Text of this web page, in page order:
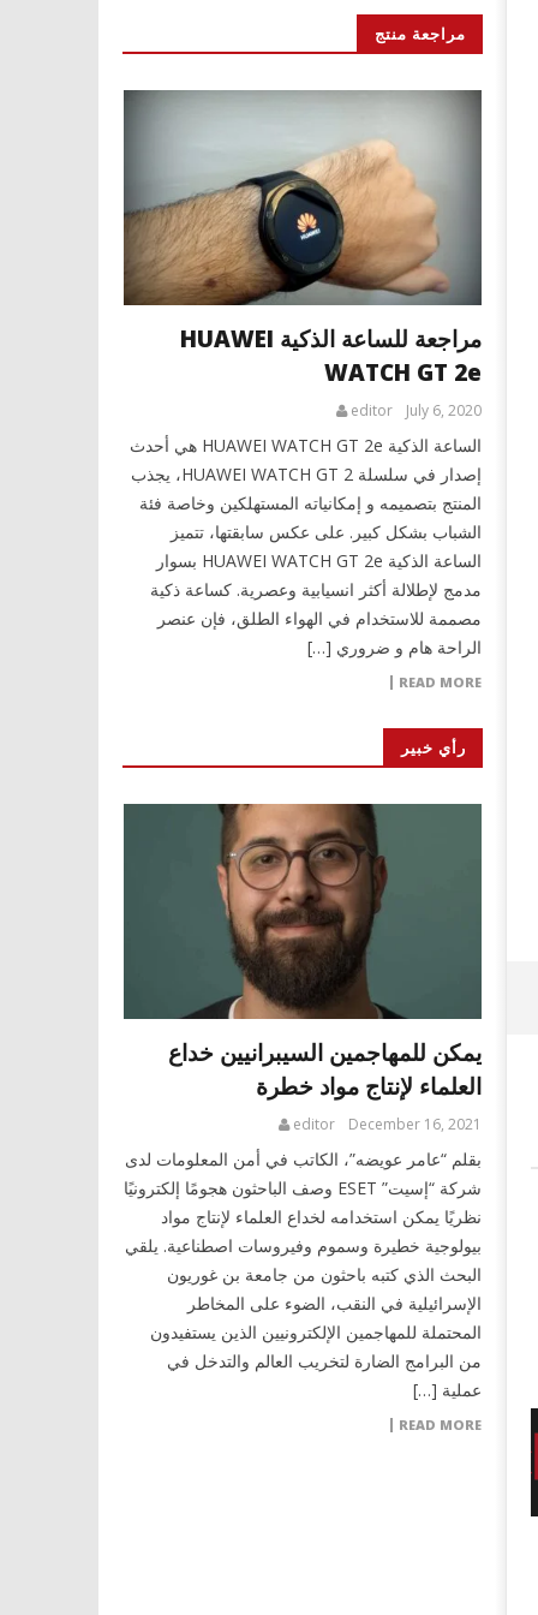
مراجعة منتج
مراجعة للساعة الذكية HUAWEI
WATCH GT 2e
July 6, 2020
editor
الساعة الذكية HUAWEI WATCH GT 2e هي أحدث
إصدار في سلسلة HUAWEI WATCH GT 2، يجذب
المنتج بتصميمه و إمكانياته المستهلكين وخاصة فئة
الشباب بشكل كبير. على عكس سابقتها، تتميز
الساعة الذكية HUAWEI WATCH GT 2e بسوار
مدمج لإطلالة أكثر انسيابية وعصرية. كساعة ذكية
مصممة للاستخدام في الهواء الطلق، فإن عنصر
الراحة هام و ضروري […]
READ MORE
رأي خبير
يمكن للمهاجمين السيبرانيين خداع
العلماء لإنتاج مواد خطرة
December 16, 2021
editor
بقلم “عامر عويضه”، الكاتب في أمن المعلومات لدى
شركة “إسيت” ESET وصف الباحثون هجومًا إلكترونيًا
نظريًا يمكن استخدامه لخداع العلماء لإنتاج مواد
بيولوجية خطيرة وسموم وفيروسات اصطناعية. يلقي
البحث الذي كتبه باحثون من جامعة بن غوريون
الإسرائيلية في النقب، الضوء على المخاطر
المحتملة للمهاجمين الإلكترونيين الذين يستفيدون
من البرامج الضارة لتخريب العالم والتدخل في
عملية […]
READ MORE